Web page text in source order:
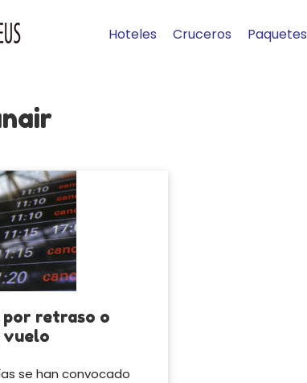
Hoteles Cruceros Paquetes
por retraso o
vuelo
se han convocado